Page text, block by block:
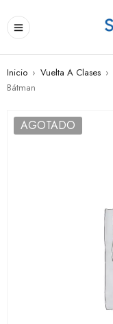
Inicio › Vuelta A Clases ›
Bátman
AGOTADO